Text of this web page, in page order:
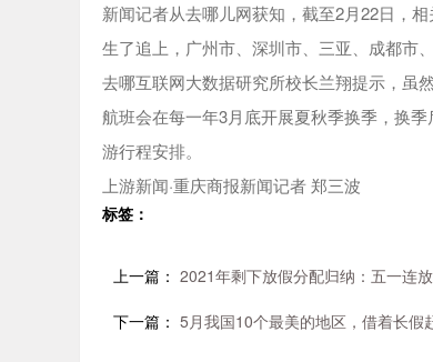
新闻记者从去哪儿网获知，截至2月22日，
生了追上，广州市、深圳市、三亚、成都市
去哪互联网大数据研究所校长兰翔提示，虽
航班会在每一年3月底开展夏秋季换季，换
游行程安排。
上游新闻·重庆商报新闻记者 郑三波
标签：
上一篇： 2021年剩下放假分配归纳：五一连
下一篇： 5月我国10个最美的地区，借着长假